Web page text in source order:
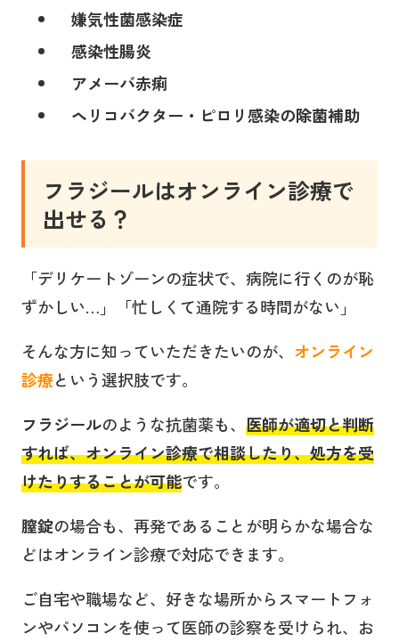
嫌気性菌感染症
感染性腸炎
アメーバ赤痢
ヘリコバクター・ピロリ感染の除菌補助
フラジールはオンライン診療で
出せる？
「デリケートゾーンの症状で、病院に行くのが恥
ずかしい…」「忙しくて通院する時間がない」
そんな方に知っていただきたいのが、 オンライン
診療という選択肢です。
フラジールのような抗菌薬も、 医師が適切と判断
すれば、オンライン診療で相談したり、処方を受
けたりすることが可能です。
膣錠の場合も、再発であることが明らかな場合な
どはオンライン診療で対応できます。
ご自宅や職場など、好きな場所からスマートフォ
ンやパソコンを使って医師の診察を受けられ、お